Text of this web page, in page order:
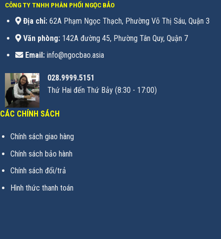
CÔNG TY TNHH PHÂN PHỐI NGỌC BẢO
Địa chỉ:62A Phạm Ngọc Thạch, Phường Võ Thị Sáu, Quận 3
Văn phòng:142A đường 45, Phường Tân Quy, Quận 7
Email:info@ngocbao.asia
028.9999.5151
Thứ Hai đến Thứ Bảy (8:30 - 17:00)
CÁC CHÍNH SÁCH
Chính sách giao hàng
Chính sách bảo hành
Chính sách đổi/trả
Hình thức thanh toán